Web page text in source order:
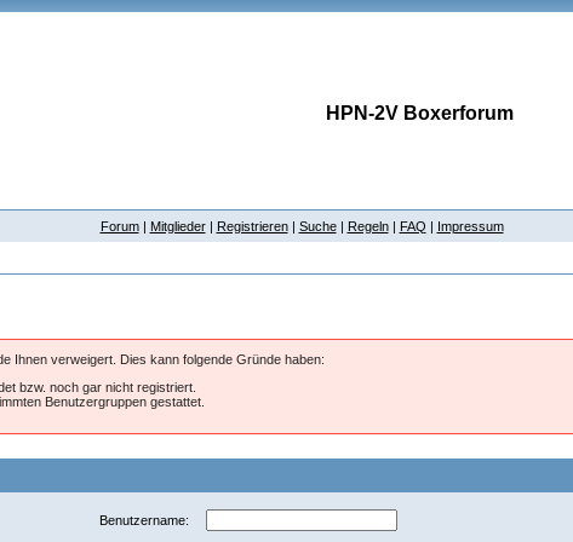
HPN-2V Boxerforum
Forum| Mitglieder| Registrieren| Suche| Regeln| FAQ | Impressum
Ihnen verweigert. Dies kann folgende Gründe haben:
bzw. noch gar nicht registriert.
Benutzergruppen gestattet.
Benutzername: